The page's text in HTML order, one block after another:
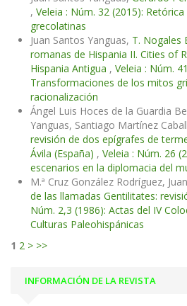
, Veleia : Núm. 32 (2015):
grecolatinas
Juan Santos Yanguas, T. Nogales
romanas de Hispania II. Cities of
Hispania Antigua , Veleia : Núm.
Transformaciones de los mitos
racionalización
Ángel Luis Hoces de la Guardia
Yanguas, Santiago Martínez
revisión de dos epígrafes de
Ávila (España) , Veleia : Núm. 26
escenarios en la diplomacia del
M.ª Cruz González Rodríguez,
de las llamadas Gentilitates:
Núm. 2,3 (1986): Actas del IV
Culturas Paleohispánicas
1 2 > >>
INFORMACIÓN DE LA REVISTA